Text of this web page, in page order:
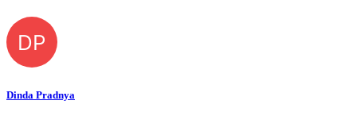
DP
Dinda Pradnya